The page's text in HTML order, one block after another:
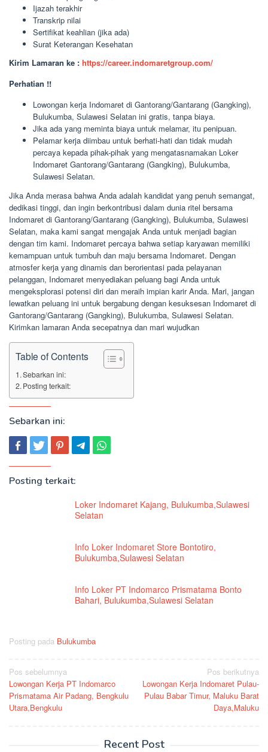
Ijazah terakhir
Transkrip nilai
Sertifikat keahlian (jika ada)
Surat Keterangan Kesehatan
Kirim Lamaran ke : https://career.indomaretgroup.com/
Perhatian !!
Lowongan kerja Indomaret di Gantorang/Gantarang (Gangking),
Bulukumba, Sulawesi Selatan ini gratis, tanpa biaya.
Jika ada yang meminta biaya untuk melamar, itu penipuan.
Pelamar kerja diimbau untuk berhati-hati dan tidak mudah
percaya kepada pihak-pihak yang mengatasnamakan Loker
Indomaret Gantorang/Gantarang (Gangking), Bulukumba,
Sulawesi Selatan.
Jika Anda merasa bahwa Anda adalah kandidat yang penuh semangat,
dedikasi tinggi, dan ingin berkontribusi dalam dunia ritel bersama
Indomaret di Gantorang/Gantarang (Gangking), Bulukumba, Sulawesi
Selatan, maka kami sangat mengajak Anda untuk menjadi bagian
dengan tim kami. Indomaret percaya bahwa setiap karyawan memiliki
kemampuan untuk tumbuh dan maju bersama Indomaret. Dengan
atmosfer kerja yang dinamis dan berorientasi pada pelayanan
pelanggan, Indomaret menyediakan peluang bagi Anda untuk
mengeksplorasi potensi diri dan meraih impian karir Anda. Mari, jangan
lewatkan peluang ini untuk bergabung dengan kesuksesan Indomaret di
Gantorang/Gantarang (Gangking), Bulukumba, Sulawesi Selatan.
Kirimkan lamaran Anda secepatnya dan mari wujudkan
Table of Contents
Sebarkan ini:
Posting terkait:
Sebarkan ini:
Posting terkait:
Loker Indomaret Kajang, Bulukumba,Sulawesi
Selatan
Info Loker Indomaret Store Bontotiro,
Bulukumba,Sulawesi Selatan
Info Loker PT Indomarco Prismatama Bonto
Bahari, Bulukumba,Sulawesi Selatan
Posting pada Bulukumba
Navigasi
pos
Pos sebelumnya
Lowongan Kerja PT Indomarco
Prismatama Air Padang, Bengkulu
Utara,Bengkulu
Pos berikutnya
Lowongan Kerja Indomaret Pulau-
Pulau Babar Timur, Maluku Barat
Daya,Maluku
Recent Post